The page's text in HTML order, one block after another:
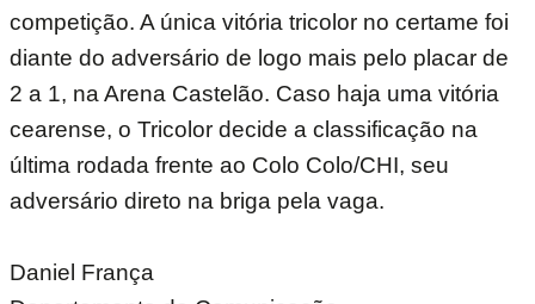
competição. A única vitória tricolor no certame foi
diante do adversário de logo mais pelo placar de
2 a 1, na Arena Castelão. Caso haja uma vitória
cearense, o Tricolor decide a classificação na
última rodada frente ao Colo Colo/CHI, seu
adversário direto na briga pela vaga.
Daniel França